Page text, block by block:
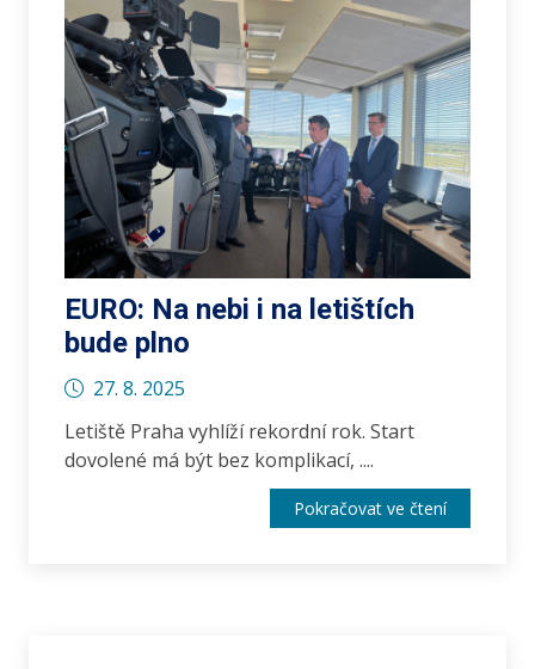
EURO: Na nebi i na letištích
bude plno
27. 8. 2025
Letiště Praha vyhlíží rekordní rok. Start
dovolené má být bez komplikací, ....
Pokračovat ve čtení